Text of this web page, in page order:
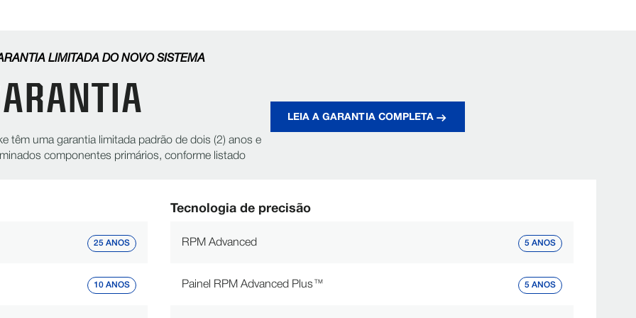
Alturas de torre disponíveis Supergator®: 20 pés (6,1 m)
LIMITADA DO NOVO SISTEMA
têm uma garantia limitada padrão de dois (2) anos e
componentes primários, conforme listado
LEIA A GARANTIA COMPLETA
25 ANOS
10 ANOS
Tecnologia de precisão
RPM Advanced 5 ANOS
Painel RPM Advanced Plus™ 5 ANOS